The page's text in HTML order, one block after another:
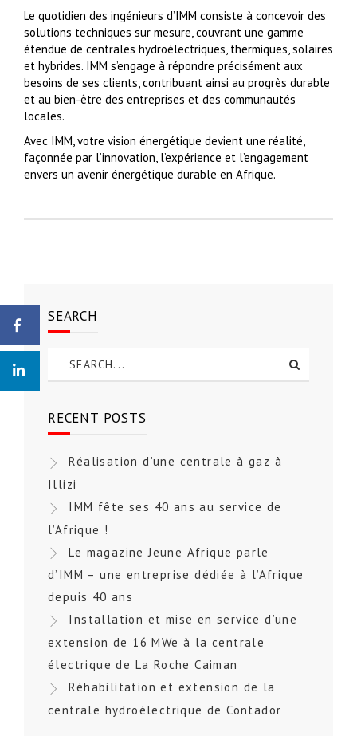
Le quotidien des ingénieurs d’IMM consiste à concevoir des
solutions techniques sur mesure, couvrant une gamme
étendue de centrales hydroélectriques, thermiques, solaires
et hybrides. IMM s’engage à répondre précisément aux
besoins de ses clients, contribuant ainsi au progrès durable
et au bien-être des entreprises et des communautés
locales.
Avec IMM, votre vision énergétique devient une réalité,
façonnée par l’innovation, l’expérience et l’engagement
envers un avenir énergétique durable en Afrique.
SEARCH
RECENT POSTS
Réalisation d’une centrale à gaz à
Illizi
IMM fête ses 40 ans au service de
l’Afrique !
Le magazine Jeune Afrique parle
d’IMM – une entreprise dédiée à l’Afrique
depuis 40 ans
Installation et mise en service d’une
extension de 16 MWe à la centrale
électrique de La Roche Caiman
Réhabilitation et extension de la
centrale hydroélectrique de Contador